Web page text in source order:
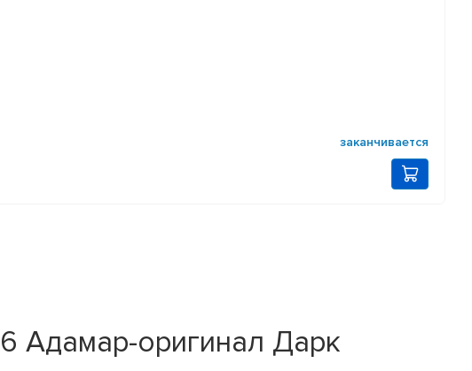
заканчивается
Адамар-оригинал Дарк